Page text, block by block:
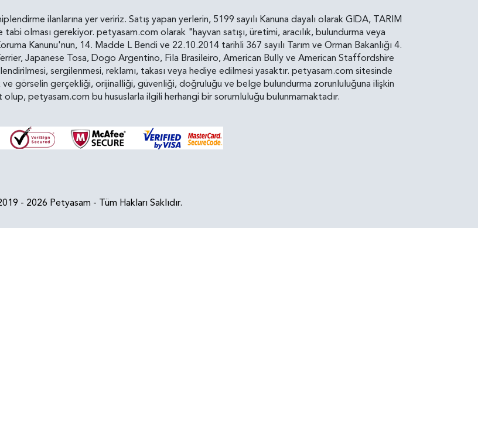
ilanlarına yer veririz. Satış yapan yerlerin, 5199 sayılı Kanuna dayalı olarak GIDA, TARIM
olması gerekiyor. petyasam.com olarak "hayvan satışı, üretimi, aracılık, bulundurma veya
Kanunu'nun, 14. Madde L Bendi ve 22.10.2014 tarihli 367 sayılı Tarım ve Orman Bakanlığı 4.
Japanese Tosa, Dogo Argentino, Fila Brasileiro, American Bully ve American Staffordshire
sergilenmesi, reklamı, takası veya hediye edilmesi yasaktır. petyasam.com sitesinde
ve görselin gerçekliği, orijinalliği, güvenliği, doğruluğu ve belge bulundurma zorunluluğuna ilişkin
olup, petyasam.com bu hususlarla ilgili herhangi bir sorumluluğu bulunmamaktadır.
- 2026 Petyasam - Tüm Hakları Saklıdır.